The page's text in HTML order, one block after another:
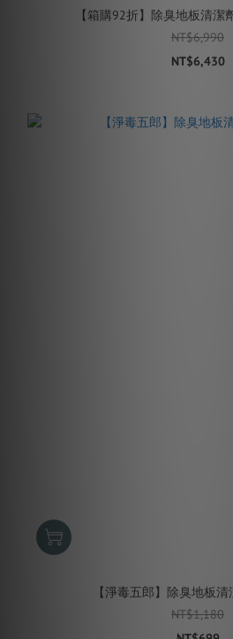
【箱購92折】除臭地板清潔
NT$6,990
NT$6,430
【淨毒五郎】除臭地板清
NT$1,180